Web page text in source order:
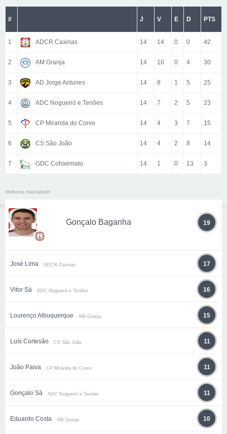
# J V E D PTS
1 ADCR Caxinas 14 14 0 0 42
2 AM Granja 14 10 0 4 30
3 AD Jorge Antunes 14 8 1 5 25
4 ADC Nogueiró e Tenões 14 7 2 5 23
5 CP Miranda do Corvo 14 4 3 7 15
6 CS São João 14 4 2 8 14
7 GDC Cohaemato 14 1 0 13 3
Melhores marcadores
Gonçalo Baganha 19
José Lima ADCR Caxinas 17
Vitor Sá ADC Nogueiró e Tenões 16
Lourenço Albuquerque AM Granja 15
Luís Cortesão CS São João 11
João Paiva CP Miranda do Corvo 11
Gonçalo Sá ADC Nogueiró e Tenões 11
Eduardo Costa AM Granja 10